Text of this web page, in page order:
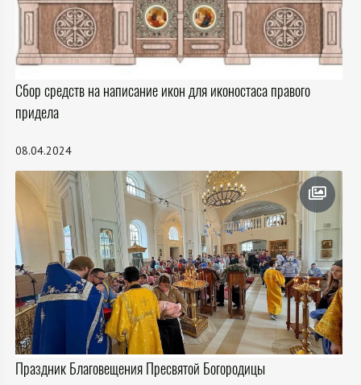
Сбор средств на написание икон для иконостаса правого
придела
08.04.2024
Праздник Благовещения Пресвятой Богородицы